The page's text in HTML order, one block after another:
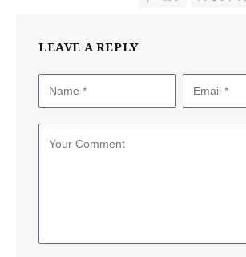
LEAVE A REPLY